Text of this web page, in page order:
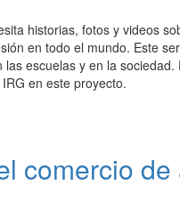
historias, fotos y videos
en todo el mundo. Este
escuelas y en la
en este proyecto.
comercio de